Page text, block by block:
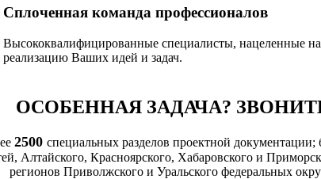
Сплоченная команда профессионалов
Высококвалифицированные специалисты, нацеленные на
реализацию Ваших идей и задач.
ОСОБЕННАЯ ЗАДАЧА?
2500 специальных разделов проектной документации;
Алтайского, Красноярского, Хабаровского и
регионов Приволжского и Уральского федеральных